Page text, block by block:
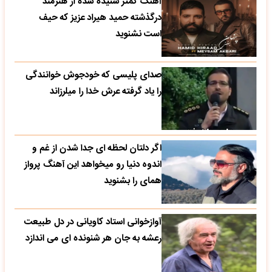
درگذشته حمید هیراد عزیز که حیف
است نشنوید
صدای پلیسی که خودجوش خوانندگی
را یاد گرفته عرش خدا را میلرزاند
اگر دلتان لحظه ای جدا شدن از غم و
اندوه دنیا رو میخواهد این آهنگ پرواز
همای را بشنوید
آوازخوانی استاد کاویانی در دل طبیعت
رعشه به جان هر شنونده ای می اندازد